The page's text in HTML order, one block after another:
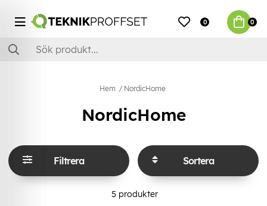
0 0
Hem NordicHome
NordicHome
Filtrera Sortera
5 produkter